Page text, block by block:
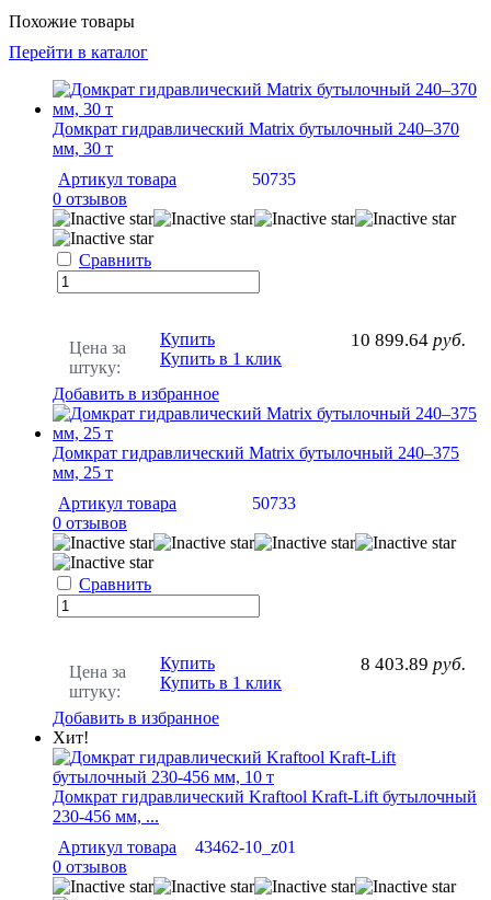
Похожие товары
Перейти в каталог
Домкрат гидравлический Matrix бутылочный 240–370
мм, 30 т
Артикул товара
50735
0 отзывов
Сравнить
Цена за
штуку:
10 899.64 руб.
Купить
Купить в 1 клик
Добавить в избранное
Домкрат гидравлический Matrix бутылочный 240–375
мм, 25 т
Артикул товара
50733
0 отзывов
Сравнить
Цена за
штуку:
8 403.89 руб.
Купить
Купить в 1 клик
Добавить в избранное
Хит!
Домкрат гидравлический Kraftool Kraft-Lift бутылочный
230-456 мм, ...
Артикул товара
43462-10_z01
0 отзывов